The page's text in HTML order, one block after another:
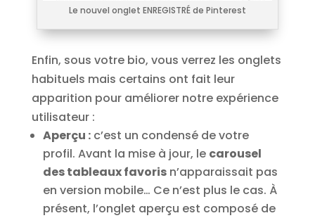
Le nouvel onglet ENREGISTRÉ de Pinterest
Enfin, sous votre bio, vous verrez les onglets
habituels mais certains ont fait leur
apparition pour améliorer notre expérience
utilisateur :
Aperçu :c’est un condensé de votre
profil. Avant la mise à jour, le carousel
des tableaux favorisn’apparaissait pas
en version mobile… Ce n’est plus le cas. À
présent, l’onglet aperçu est composé de